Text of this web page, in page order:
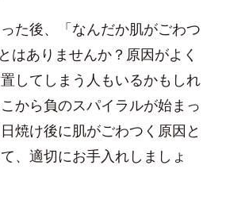
た後、「なんだか肌がごわつ
はありませんか？原因がよく
してしまう人もいるかもしれ
から負のスパイラルが始まっ
焼け後に肌がごわつく原因と
、適切にお手入れしましょ